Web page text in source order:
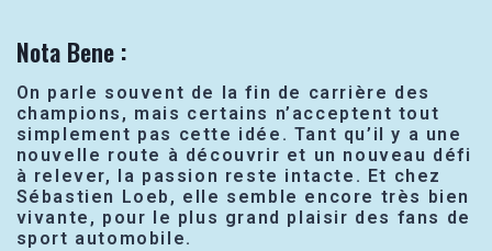
Nota Bene :
On parle souvent de la fin de carrière des
champions, mais certains n’acceptent tout
simplement pas cette idée. Tant qu’il y a une
nouvelle route à découvrir et un nouveau défi
à relever, la passion reste intacte. Et chez
Sébastien Loeb, elle semble encore très bien
vivante, pour le plus grand plaisir des fans de
sport automobile.